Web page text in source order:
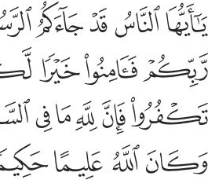
يا ايها الناس قد جاءكم الرسول بالحق من
يَـٰٓأَيُّهَا ٱلنَّاسُ قَدْ جَآءَكُمُ ٱلرَّسُولُ
ﲶﲷﲸﲹ
ﲽﲾﲿ
ﳃﳄﳅﳆﳇ
ﳋﳌ ﳍ